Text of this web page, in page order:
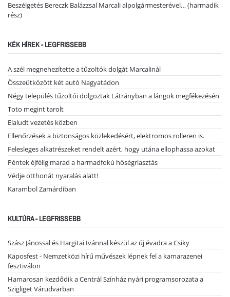
Beszélgetés Bereczk Balázzsal Marcali alpolgármesterével… (harmadik
rész)
KÉK HÍREK - LEGFRISSEBB
A szél megnehezítette a tűzoltók dolgát Marcalinál
Összeütközött két autó Nagyatádon
Négy település tűzoltói dolgoztak Látrányban a lángok megfékezésén
Toto megint tarolt
Elaludt vezetés közben
Ellenőrzések a biztonságos közlekedésért, elektromos rolleren is.
Felesleges alkatrészeket rendelt azért, hogy utána ellophassa azokat
Péntek éjfélig marad a harmadfokú hőségriasztás
Védje otthonát nyaralás alatt!
Karambol Zamárdiban
KULTÚRA - LEGFRISSEBB
Szász Jánossal és Hargitai Ivánnal készül az új évadra a Csiky
Kaposfest - Nemzetközi hírű művészek lépnek fel a kamarazenei
fesztiválon
Hamarosan kezdődik a Centrál Színház nyári programsorozata a
Szigliget Várudvarban